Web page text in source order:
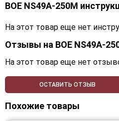
BOE NS49A-250M
На этот товар еще нет
Отзывы на BOE NS49A-
На этот товар еще нет
ОСТАВИТЬ ОТЗЫВ
Похожие товары